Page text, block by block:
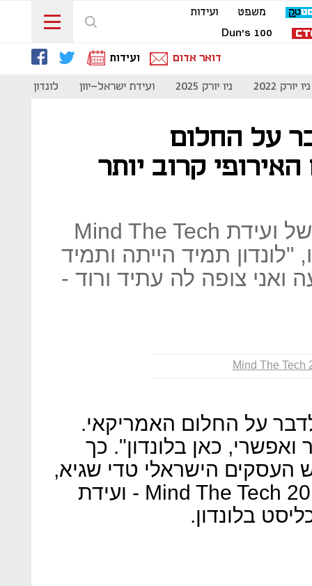
משפט
ועידות
Dun's 100
דואר אדום
ועידות
ניו יורק 2022 ניו יורק 2025 ועידת ישראל-יוון לונדון 2023
על החלום
קרוב יותר
שגיא דיבר באירוע הפתיחה של ועידת Mind The Tech
"לונדון תמיד הייתה ותמיד
צופה לה עתיד ורוד -
Mind The Tech
על החלום האמריקאי.
ואפשרי, כאן בלונדון". כך
העסקים הישראלי טדי שגיא,
באירוע הפתיחה של ועידת Mind The Tech 2019 - ועידת
בלונדון.